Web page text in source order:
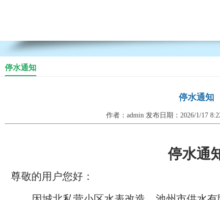
停水通知
停水通知
作者：admin 发布日期：2026/1/17
停水通
尊敬的用户您好：